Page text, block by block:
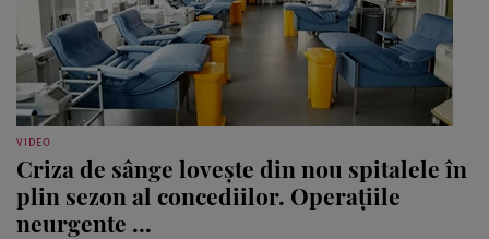
VIDEO
Criza de sânge lovește din nou spitalele în
plin sezon al concediilor. Operațiile
neurgente ...